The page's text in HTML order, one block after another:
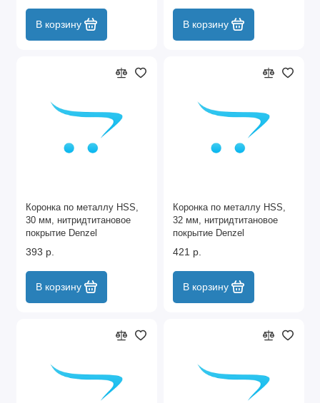
В корзину В корзину
Коронка по металлу HSS,
30 мм, нитридтитановое
покрытие Denzel
393 р.
В корзину
Коронка по металлу HSS,
32 мм, нитридтитановое
покрытие Denzel
421 р.
В корзину